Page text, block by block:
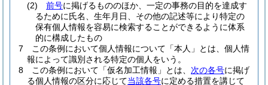
(2)
前号に掲げるもののほか、一定の事務の目的を達成す
るために氏名、生年月日、その他の記述等により特定の
保有個人情報を容易に検索することができるように体系
的に構成したもの
7
この条例において個人情報について「本人」とは、個人情
報によって識別される特定の個人をいう。
8
この条例において「仮名加工情報」とは、 次の各号に掲げ
る個人情報の区分に応じて当該各号に定める措置を講じて